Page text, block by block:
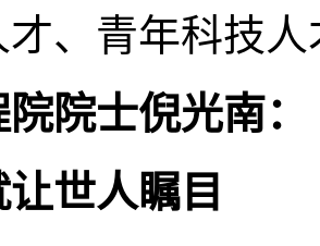
、青年科技
院士倪光南：
世人瞩目